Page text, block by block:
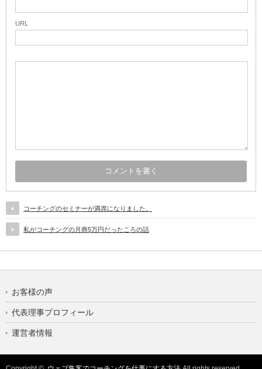
URL
コーチングのセミナーが満席になりました。
私がコーチングの月商5万円だったころの話
お客様の声
代表理事プロフィール
運営者情報